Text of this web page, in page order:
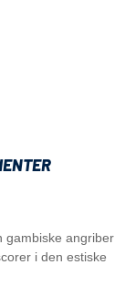
gambiske angriber
i den estiske